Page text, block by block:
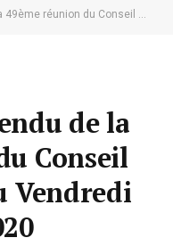
des Ministres du Vendredi 18 septembre 2020
de la
Conseil
Vendredi